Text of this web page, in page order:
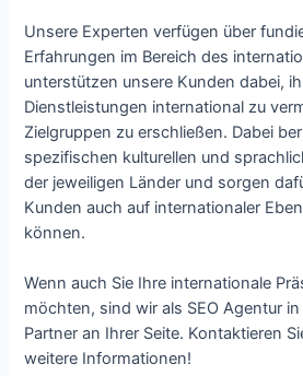
Unsere Experten verfügen über
Erfahrungen im Bereich des
unterstützen unsere Kunden dabei,
Dienstleistungen international zu
Zielgruppen zu erschließen. Dabei
spezifischen kulturellen und
der jeweiligen Länder und sorgen
Kunden auch auf internationaler
können.
Wenn auch Sie Ihre internationale
möchten, sind wir als SEO Agentur
Partner an Ihrer Seite. Kontaktieren
weitere Informationen!